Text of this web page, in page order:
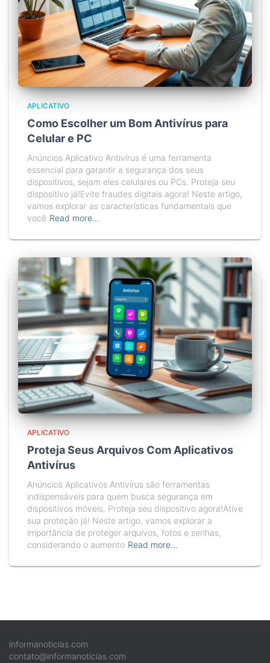
APLICATIVO
Como Escolher um Bom Antivírus para
Celular e PC
Anúncios Aplicativo Antivírus é uma ferramenta
essencial para garantir a segurança dos seus
dispositivos, sejam eles celulares ou PCs. Proteja seu
dispositivo já!Evite fraudes digitais agora! Neste artigo,
vamos explorar as características fundamentais que
você Read more…
APLICATIVO
Proteja Seus Arquivos Com Aplicativos
Antivírus
Anúncios Aplicativos Antivírus são ferramentas
indispensáveis para quem busca segurança em
dispositivos móveis. Proteja seu dispositivo agora!Ative
sua proteção já! Neste artigo, vamos explorar a
importância de proteger arquivos, fotos e senhas,
considerando o aumento Read more…
informanoticias.com
contato@informanoticias.com